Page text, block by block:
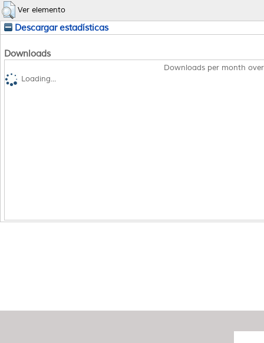
Ver elemento
Descargar estadísticas
Downloads
Downloads per month
Loading...